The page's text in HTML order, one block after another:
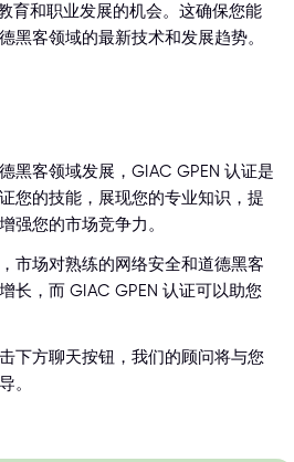
育和职业发展的机会。这确保您能
黑客领域的最新技术和发展趋势。
黑客领域发展，GIAC GPEN 认证是
您的技能，展现您的专业知识，提
强您的市场竞争力。
市场对熟练的网络安全和道德黑客
长，而 GIAC GPEN 认证可以助您
下方聊天按钮，我们的顾问将与您
。